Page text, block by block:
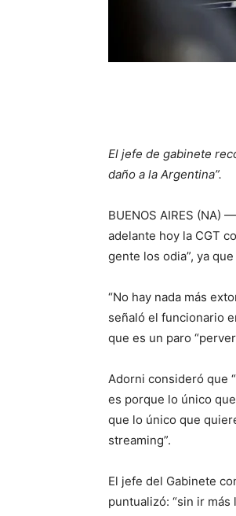
El jefe de gabinete
daño a la Argentina”.
BUENOS AIRES (NA)
adelante hoy la CGT
gente los odia”, ya
“No hay nada más
señaló el funcionario
que es un paro
Adorni consideró que
es porque lo único
que lo único que
streaming”.
El jefe del Gabinete
puntualizó: “sin ir